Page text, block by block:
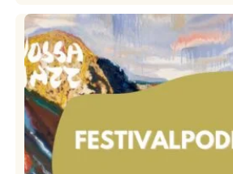
Jazz
Kvestad
sideri